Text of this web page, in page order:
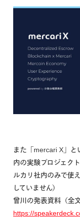
また「mercari X」と
内の実験プロジェク
ルカリ社内のみで使
していません）
曾川の発表資料（全
https://